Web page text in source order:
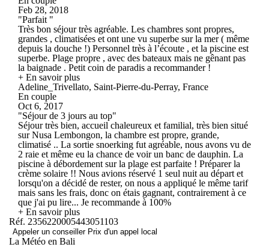
Feb 28, 2018
"Parfait "
Très bon séjour très agréable. Les chambres sont propres,
grandes , climatisées et ont une vu superbe sur la mer ( même
depuis la douche !) Personnel très à l’écoute , et la piscine est
superbe. Plage propre , avec des bateaux mais ne gênant pas
la baignade . Petit coin de paradis a recommander !
+ En savoir plus
Adeline_Trivellato, Saint-Pierre-du-Perray, France
En couple
Oct 6, 2017
"Séjour de 3 jours au top"
Séjour très bien, accueil chaleureux et familial, très bien situé
sur Nusa Lembongon, la chambre est propre, grande,
climatisé .. La sortie snoerking fut agréable, nous avons vu de
2 raie et même eu la chance de voir un banc de dauphin. La
piscine à débordement sur la plage est parfaite ! Préparer la
crème solaire !! Nous avions réservé 1 seul nuit au départ et
lorsqu'on a décidé de rester, on nous a appliqué le même tarif
mais sans les frais, donc on étais gagnant, contrairement à ce
que j'ai pu lire... Je recommande à 100%
+ En savoir plus
Réf. 2356220005443051103
Appeler un conseiller Prix d'un appel local
La Météo en Bali